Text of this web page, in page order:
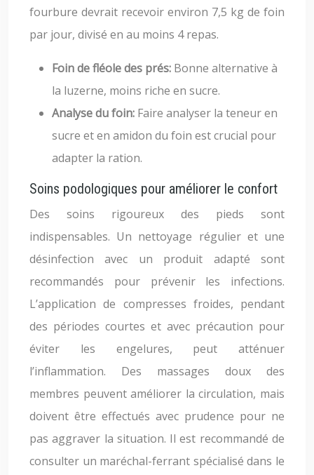
fourbure devrait recevoir environ 7,5 kg de foin
par jour, divisé en au moins 4 repas.
Foin de fléole des prés: Bonne alternative à
la luzerne, moins riche en sucre.
Analyse du foin: Faire analyser la teneur en
sucre et en amidon du foin est crucial pour
adapter la ration.
Soins podologiques pour améliorer le confort
Des soins rigoureux des pieds sont
indispensables. Un nettoyage régulier et une
désinfection avec un produit adapté sont
recommandés pour prévenir les infections.
L’application de compresses froides, pendant
des périodes courtes et avec précaution pour
éviter les engelures, peut atténuer
l’inflammation. Des massages doux des
membres peuvent améliorer la circulation, mais
doivent être effectués avec prudence pour ne
pas aggraver la situation. Il est recommandé de
consulter un maréchal-ferrant spécialisé dans le